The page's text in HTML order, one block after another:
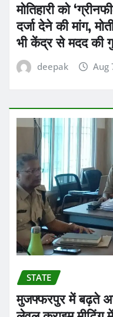
मोतिहारी को
दर्जा देने की मांग,
भी केंद्र से मदद की
deepak Aug
STATE
मुजफ्फरपुर में बढ़ते